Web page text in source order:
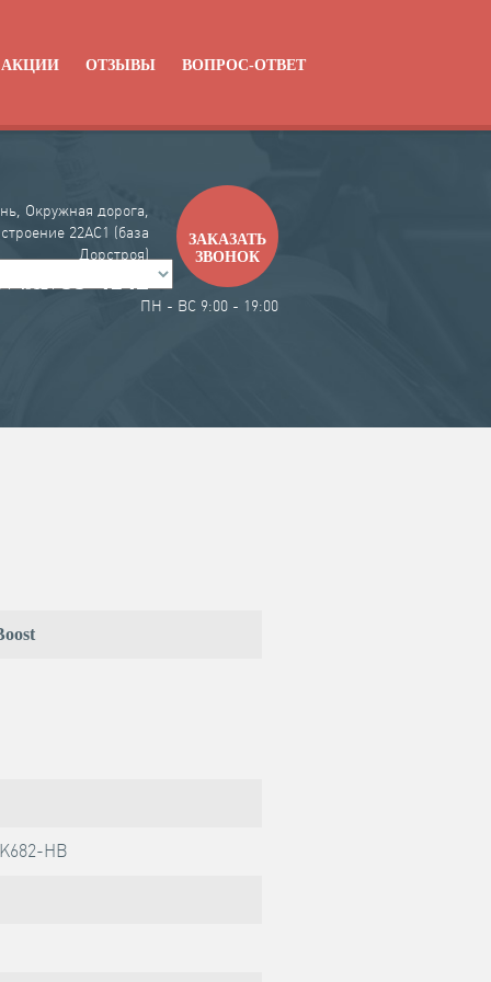
АКЦИИ ОТЗЫВЫ ВОПРОС-ОТВЕТ
ЗАКАЗАТЬ
ЗВОНОК
Окружная дорога,
22АC1 (база
Дорстроя)
/ 4912 /
ПН - ВС 9:00 - 19:00
HB